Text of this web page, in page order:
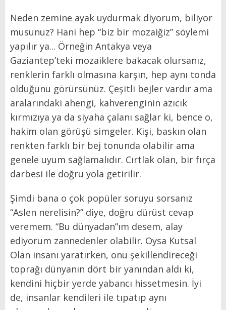
Neden zemine ayak uydurmak diyorum, biliyor
musunuz? Hani hep “biz bir mozaiğiz” söylemi
yapılır ya... Örneğin Antakya veya
Gaziantep’teki mozaiklere bakacak olursanız,
renklerin farklı olmasına karşın, hep aynı tonda
olduğunu görürsünüz. Çeşitli bejler vardır ama
aralarındaki ahengi, kahverenginin azıcık
kırmızıya ya da siyaha çalanı sağlar ki, bence o,
hakim olan görüşü simgeler. Kişi, baskın olan
renkten farklı bir bej tonunda olabilir ama
genele uyum sağlamalıdır. Cırtlak olan, bir fırça
darbesi ile doğru yola getirilir.
Şimdi bana o çok popüler soruyu sorsanız
“Aslen nerelisin?” diye, doğru dürüst cevap
veremem. “Bu dünyadan”ım desem, alay
ediyorum zannedenler olabilir. Oysa Kutsal
Olan insanı yaratırken, onu şekillendireceği
toprağı dünyanın dört bir yanından aldı ki,
kendini hiçbir yerde yabancı hissetmesin. İyi
de, insanlar kendileri ile tıpatıp aynı